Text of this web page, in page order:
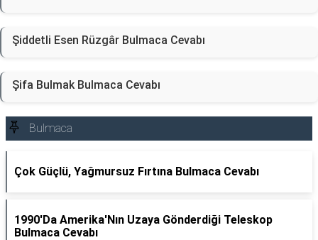
Şiddetli Esen Rüzgâr Bulmaca Cevabı
Şifa Bulmak Bulmaca Cevabı
Bulmaca
Çok Güçlü, Yağmursuz Fırtına Bulmaca Cevabı
1990'Da Amerika'Nın Uzaya Gönderdiği Teleskop
Bulmaca Cevabı